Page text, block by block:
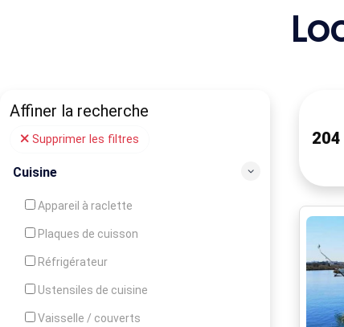
Affiner la recherche
Supprimer les filtres
Cuisine
Appareil à raclette
Plaques de cuisson
Réfrigérateur
Ustensiles de cuisine
Vaisselle / couverts
204